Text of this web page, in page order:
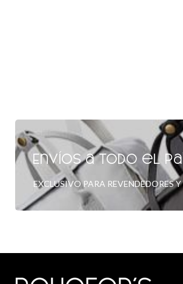
Envíos a todo el
EXCLUSIVO PARA REVENDEDORES